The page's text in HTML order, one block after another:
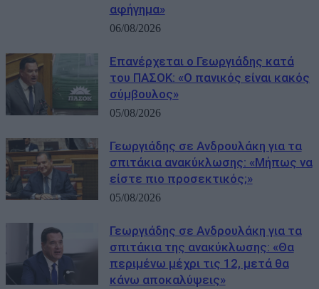
αφήγημα»
06/08/2026
Επανέρχεται ο Γεωργιάδης κατά
του ΠΑΣΟΚ: «Ο πανικός είναι κακός
σύμβουλος»
05/08/2026
Γεωργιάδης σε Ανδρουλάκη για τα
σπιτάκια ανακύκλωσης: «Μήπως να
είστε πιο προσεκτικός;»
05/08/2026
Γεωργιάδης σε Ανδρουλάκη για τα
σπιτάκια της ανακύκλωσης: «Θα
περιμένω μέχρι τις 12, μετά θα
κάνω αποκαλύψεις»